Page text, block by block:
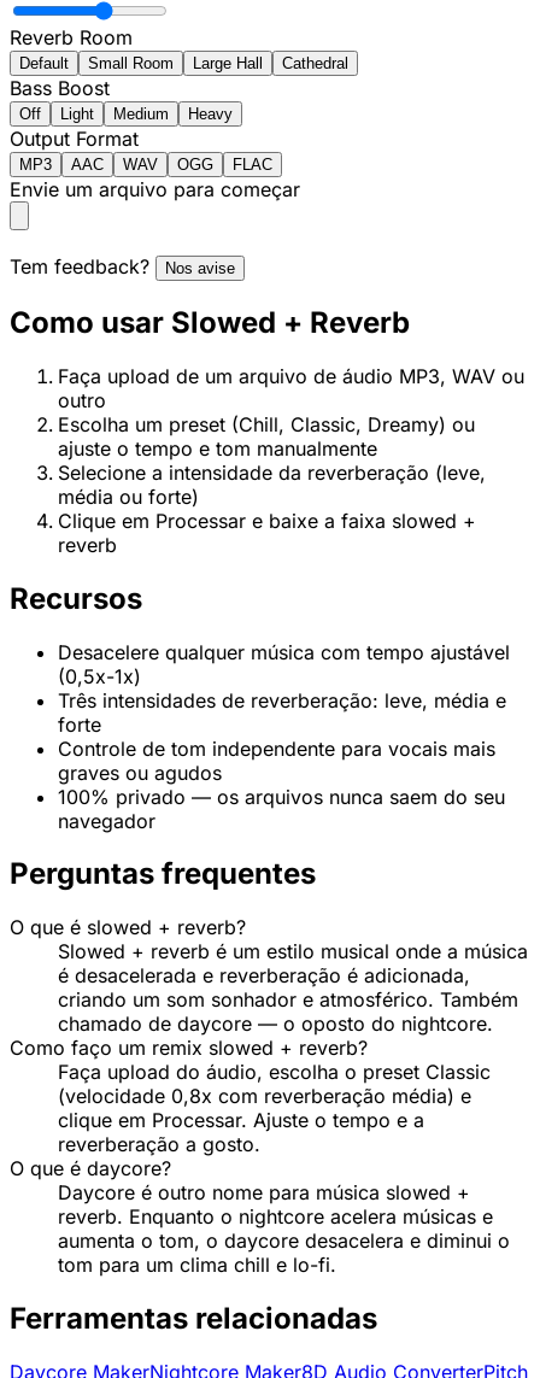
Reverb Room
Default Small Room Large Hall Cathedral
Bass Boost
Off Light Medium Heavy
Output Format
MP3 AAC WAV OGG FLAC
Envie um arquivo para começar
Tem feedback? Nos avise
Como usar Slowed + Reverb
Faça upload de um arquivo de áudio MP3, WAV ou
outro
Escolha um preset (Chill, Classic, Dreamy) ou
ajuste o tempo e tom manualmente
Selecione a intensidade da reverberação (leve,
média ou forte)
Clique em Processar e baixe a faixa slowed +
reverb
Recursos
Desacelere qualquer música com tempo ajustável
(0,5x-1x)
Três intensidades de reverberação: leve, média e
forte
Controle de tom independente para vocais mais
graves ou agudos
100% privado — os arquivos nunca saem do seu
navegador
Perguntas frequentes
O que é slowed + reverb?
Slowed + reverb é um estilo musical onde a música
é desacelerada e reverberação é adicionada,
criando um som sonhador e atmosférico. Também
chamado de daycore — o oposto do nightcore.
Como faço um remix slowed + reverb?
Faça upload do áudio, escolha o preset Classic
(velocidade 0,8x com reverberação média) e
clique em Processar. Ajuste o tempo e a
reverberação a gosto.
O que é daycore?
Daycore é outro nome para música slowed +
reverb. Enquanto o nightcore acelera músicas e
aumenta o tom, o daycore desacelera e diminui o
tom para um clima chill e lo-fi.
Ferramentas relacionadas
Daycore MakerNightcore Maker8D Audio ConverterPitch